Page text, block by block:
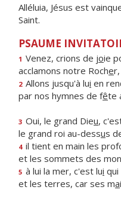
Alléluia, Jésus est
Saint.
PSAUME
1 Venez, crions de joie
acclamons notre Roche
2 Allons jusqu'à lui en
par nos hymnes de fête
3 Oui, le grand Dieu,
le grand roi au-dessus
4 il tient en main les
et les sommets des
5 à lui la mer, c'est lui qui
et les terres, car ses ma